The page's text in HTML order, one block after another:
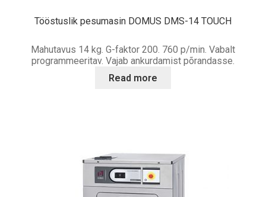
Tööstuslik pesumasin DOMUS DMS-14 TOUCH
Mahutavus 14 kg. G-faktor 200. 760 p/min. Vabalt
programmeeritav. Vajab ankurdamist põrandasse.
Read more